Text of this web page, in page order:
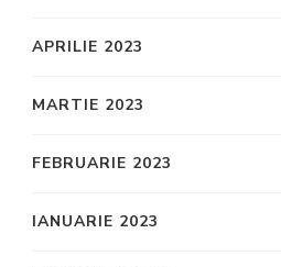
APRILIE 2023
MARTIE 2023
FEBRUARIE 2023
IANUARIE 2023